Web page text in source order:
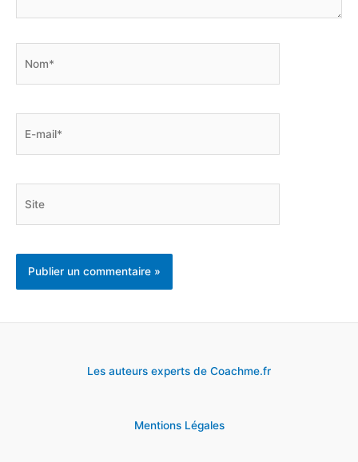
Les auteurs experts de Coachme.fr
Mentions Légales